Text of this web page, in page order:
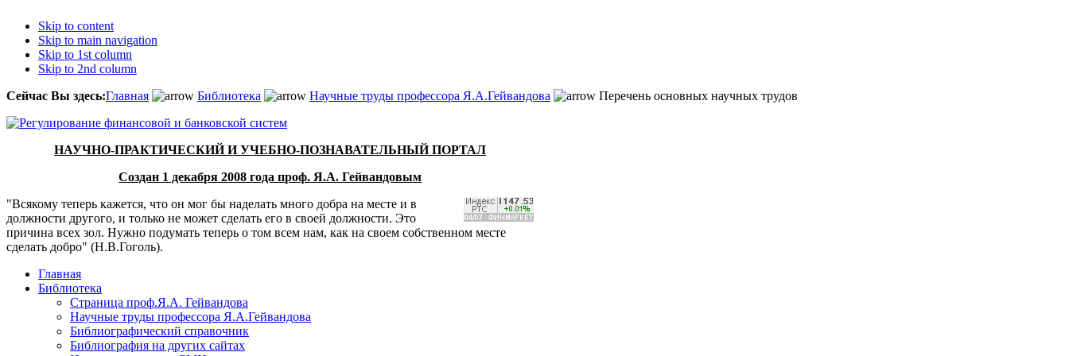
Skip to content
Skip to main navigation
Skip to 1st column
Skip to 2nd column
Сейчас Вы здесь:Главная Библиотека Научные труды профессора Я.А.Гейвандова Перечень основных научных трудов
НАУЧНО-ПРАКТИЧЕСКИЙ И УЧЕБНО-ПОЗНАВАТЕЛЬНЫЙ ПОРТАЛ
Создан 1 декабря 2008 года проф. Я.А. Гейвандовым
"Всякому теперь кажется, что он мог бы наделать много добра на месте и в
должности другого, и только не может сделать его в своей должности. Это
причина всех зол. Нужно подумать теперь о том всем нам, как на своем собственном месте
сделать добро" (Н.В.Гоголь).
Главная
Библиотека
Страница проф.Я.А. Гейвандова
Научные труды профессора Я.А.Гейвандова
Библиографический справочник
Библиография на других сайтах